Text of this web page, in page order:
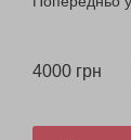
4000 грн